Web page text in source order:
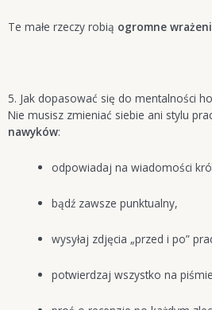
Te małe rzeczy robią ogromne
5. Jak dopasować się do mentalności
Nie musisz zmieniać siebie ani stylu
nawyków:
odpowiadaj na wiadomości
bądź zawsze punktualny,
wysyłaj zdjęcia „przed i po”
potwierdzaj wszystko na